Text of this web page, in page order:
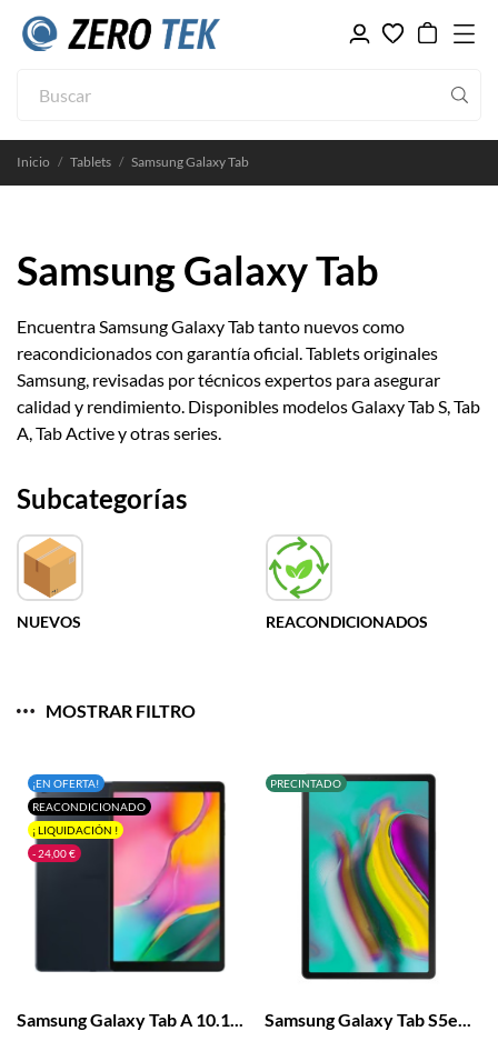
Inicio Tablets Samsung Galaxy Tab
Samsung Galaxy Tab
Encuentra Samsung Galaxy Tab tanto nuevos como
reacondicionados con garantía oficial. Tablets originales
Samsung, revisadas por técnicos expertos para asegurar
calidad y rendimiento. Disponibles modelos Galaxy Tab S, Tab
A, Tab Active y otras series.
Subcategorías
NUEVOS REACONDICIONADOS
MOSTRAR FILTRO
¡EN OFERTA!
REACONDICIONADO
¡ LIQUIDACIÓN !
- 24,00 €
Samsung Galaxy Tab A 10.1...
PRECINTADO
Samsung Galaxy Tab S5e...